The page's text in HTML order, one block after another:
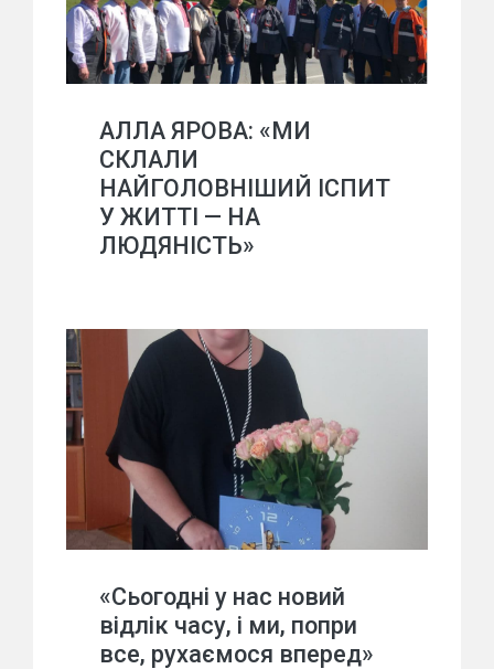
АЛЛА ЯРОВА: «МИ
СКЛАЛИ
НАЙГОЛОВНІШИЙ ІСПИТ
У ЖИТТІ — НА
ЛЮДЯНІСТЬ»
«Сьогодні у нас новий
відлік часу, і ми, попри
все, рухаємося вперед»